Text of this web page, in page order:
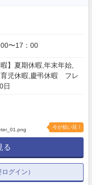
〜17：00
】夏期休暇,年末年始,
児休暇,慶弔休暇 フレ
日
今が狙い目！
る
グイン）